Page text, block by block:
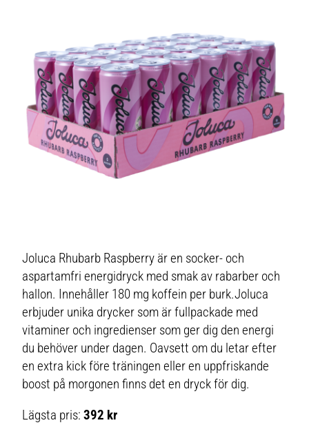
Joluca Rhubarb Raspberry är en socker- och
aspartamfri energidryck med smak av rabarber och
hallon. Innehåller 180 mg koffein per burk.Joluca
erbjuder unika drycker som är fullpackade med
vitaminer och ingredienser som ger dig den energi
du behöver under dagen. Oavsett om du letar efter
en extra kick före träningen eller en uppfriskande
boost på morgonen finns det en dryck för dig.
Lägsta pris:392 kr